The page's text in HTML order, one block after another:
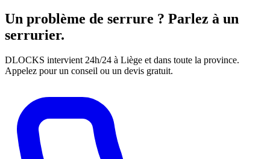
Un problème de serrure ? Parlez à un
serrurier.
DLOCKS intervient 24h/24 à Liège et dans toute la province.
Appelez pour un conseil ou un devis gratuit.